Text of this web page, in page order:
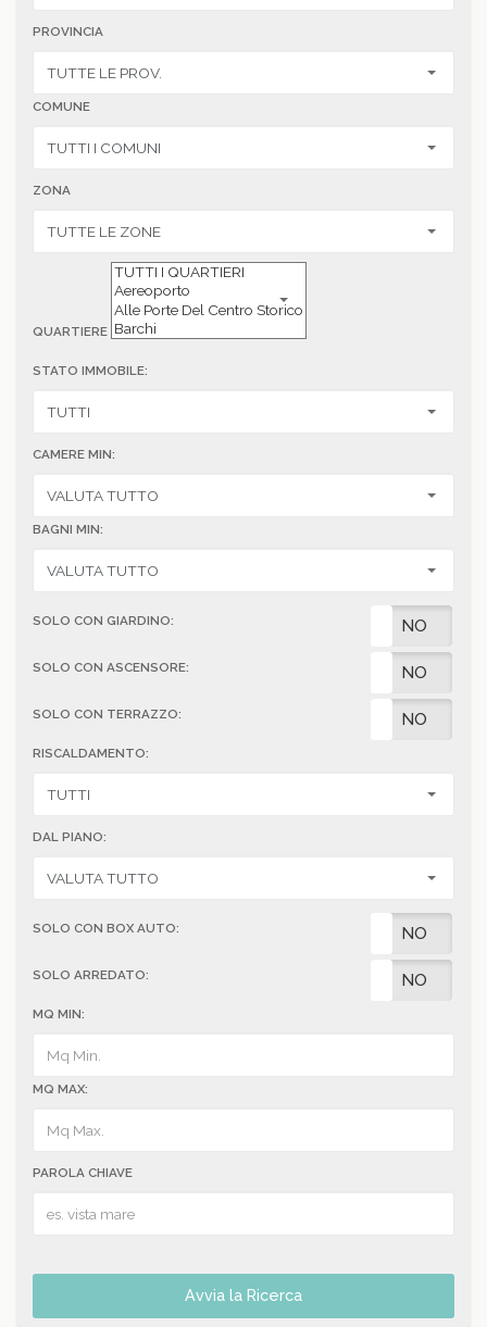
PROVINCIA
COMUNE
ZONA
QUARTIERE
STATO IMMOBILE:
CAMERE MIN:
BAGNI MIN:
SOLO CON GIARDINO: NO
SOLO CON ASCENSORE: NO
SOLO CON TERRAZZO: NO
RISCALDAMENTO:
DAL PIANO:
SOLO CON BOX AUTO: NO
SOLO ARREDATO: NO
MQ MIN:
MQ MAX:
PAROLA CHIAVE
Avvia la Ricerca